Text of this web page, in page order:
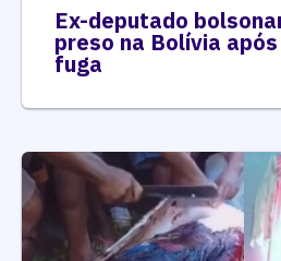
Ex-deputado
preso na Bolívia
fuga